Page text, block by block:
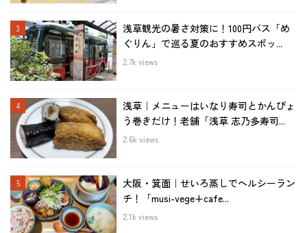
浅草観光の暑さ対策に！100円バス「め
ぐりん」で巡る夏のおすすめスポッ...
2.7k views
浅草｜メニューはいなり寿司とかんぴょ
う巻きだけ！老舗「浅草 志乃多寿司...
2.6k views
大阪・箕面｜せいろ蒸しでヘルシーラン
チ！「musi-vege+cafe...
2.1k views